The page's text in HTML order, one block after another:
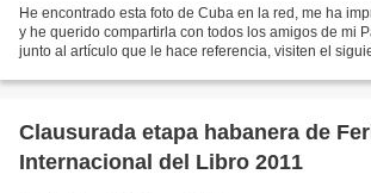
He encontrado esta foto de Cuba en la red, me ha
y he querido compartirla con todos los amigos de mi
junto al artículo que le hace referencia, visiten el
Clausurada etapa habanera de
Internacional del Libro 2011